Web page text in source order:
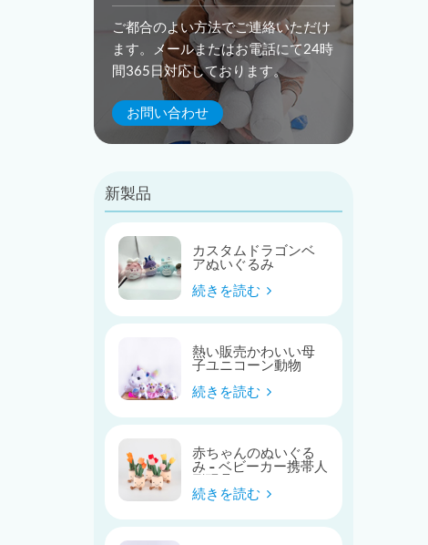
ご都合のよい方法でご連絡いただけ
ます。メールまたはお電話にて24時
間365日対応しております。
お問い合わせ
新製品
カスタムドラゴンベ
アぬいぐるみ
続きを読む
熱い販売かわいい母
子ユニコーン動物
続きを読む
赤ちゃんのぬいぐる
み - ベビーカー携帯人
形玩具
続きを読む